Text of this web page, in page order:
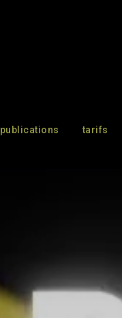
publications tarifs